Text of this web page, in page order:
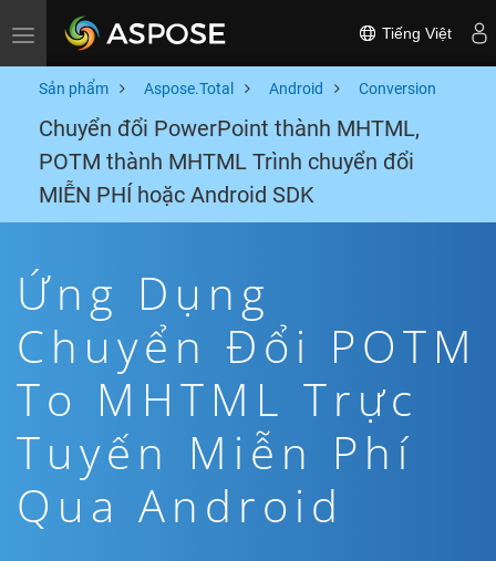
Toggle navigation Tiếng Việt
Sản phẩm Aspose.Total Android Conversion
Chuyển đổi PowerPoint thành MHTML,
POTM thành MHTML Trình chuyển đổi
MIỄN PHÍ hoặc Android SDK
Ứng Dụng
Chuyển Đổi POTM
To MHTML Trực
Tuyến Miễn Phí
Qua Android